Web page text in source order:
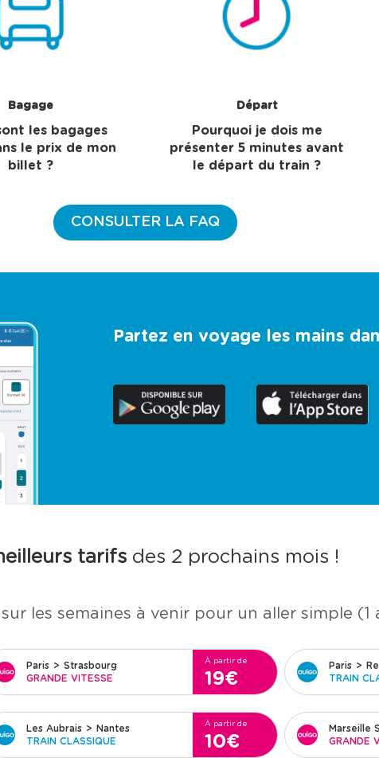
Bagage
les bagages
le prix de mon
billet ?
Départ
Pourquoi je dois me
présenter 5 minutes avant
le départ du train ?
CONSULTER LA FAQ
Partez en voyage les mains
tarifs des 2 prochains mois !
les semaines à venir pour un aller simple (1
Paris > Strasbourg
GRANDE VITESSE
À partir de
19€
Paris >
TRAIN
Les Aubrais > Nantes
TRAIN CLASSIQUE
À partir de
10€
Marseille
GRANDE